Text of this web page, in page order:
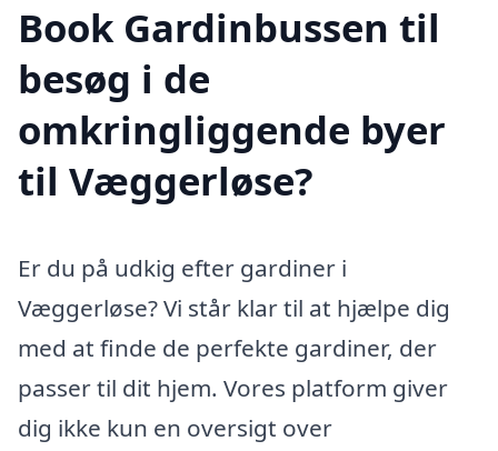
Book Gardinbussen til
besøg i de
omkringliggende byer
til Væggerløse?
Er du på udkig efter gardiner i
Væggerløse? Vi står klar til at hjælpe dig
med at finde de perfekte gardiner, der
passer til dit hjem. Vores platform giver
dig ikke kun en oversigt over